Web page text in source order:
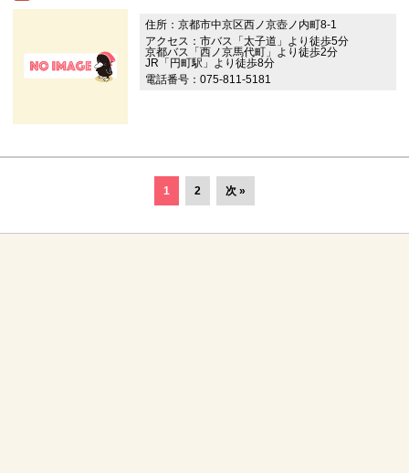
住所：京都市中京区西ノ京壺ノ内町8-1
アクセス：市バス「太子道」より徒歩5分
京都バス「西ノ京馬代町」より徒歩2分
JR「円町駅」より徒歩8分
電話番号：075-811-5181
1 2 次 »